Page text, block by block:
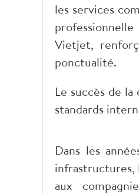
les services
Vietjet,
ponctualité.
Le succès de
standards
Dans les
infrastructures,
aux